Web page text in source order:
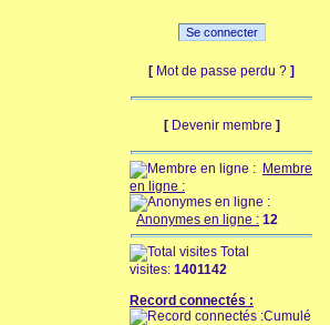
[ Mot de passe perdu ? ]
[ Devenir membre ]
Membre
en ligne :
Anonymes en ligne : 12
Total
visites: 1401142
Record connectés :
Cumulé